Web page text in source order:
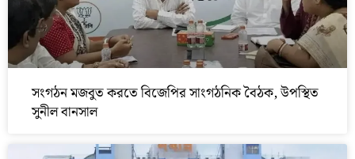
সংগঠন মজবুত করতে বিজেপির সাংগঠনিক বৈঠক, উপস্থিত
সুনীল বানসাল